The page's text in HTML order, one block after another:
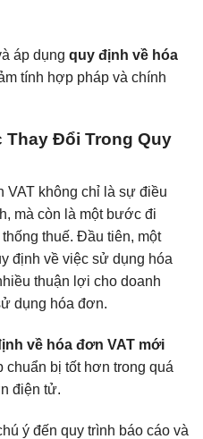
áp dụng quy định về hóa
tính hợp pháp và chính
Thay Đổi Trong Quy
VAT không chỉ là sự điều
mà còn là một bước đi
thuế. Đầu tiên, một
định về việc sử dụng hóa
thuận lợi cho doanh
dụng hóa đơn.
về hóa đơn VAT mới
chuẩn bị tốt hơn trong quá
điện tử.
ý đến quy trình báo cáo và